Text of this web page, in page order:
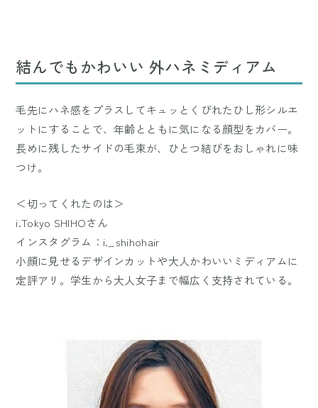
結んでもかわいい 外ハネミディアム
毛先にハネ感をプラスしてキュッとくびれたひし形シルエ
ットにすることで、年齢とともに気になる顔型をカバー。
長めに残したサイドの毛束が、ひとつ結びをおしゃれに味
つけ。
＜切ってくれたのは＞
i.Tokyo SHIHOさん
インスタグラム：i._shihohair
小顔に見せるデザインカットや大人かわいいミディアムに
定評アリ。学生から大人女子まで幅広く支持されている。